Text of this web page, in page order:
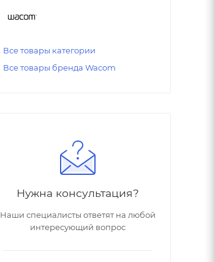
Все товары категории
Все товары бренда Wacom
Нужна консультация?
Наши специалисты ответят на любой
интересующий вопрос